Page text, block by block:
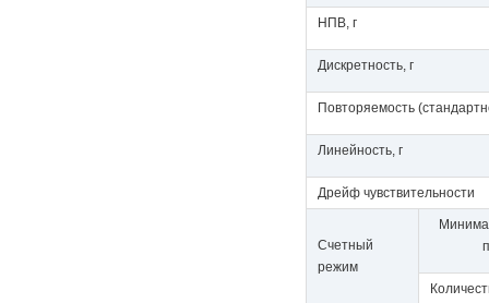
НПВ, г
Дискретность, г
Повторяемость
Линейность, г
Дрейф чувствительности
Счетный
режим